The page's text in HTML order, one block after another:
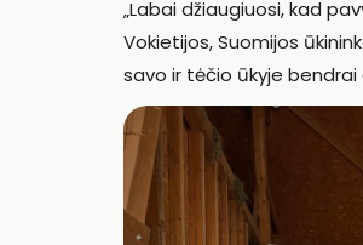
„Labai džiaugiuosi, kad
Vokietijos, Suomijos
savo ir tėčio ūkyje